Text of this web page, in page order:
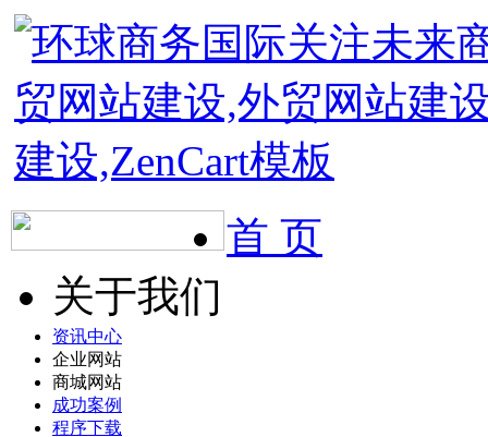
首 页
关于我们
资讯中心
企业网站
商城网站
成功案例
程序下载